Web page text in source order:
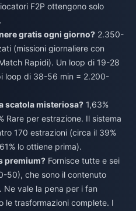
F2P ottengono solo
gratis ogni giorno? 2.350-
(missioni giornaliere con
Rapidi). Un loop di 19-28
loop di 38-56 min = 2.200-
scatola misteriosa? 1,63%
Rare per estrazione. Il sistema
170 estrazioni (circa il 39%
lo ottiene prima).
premium? Fornisce tutte e sei
50), che sono il contenuto
Ne vale la pena per i fan
le trasformazioni complete. I